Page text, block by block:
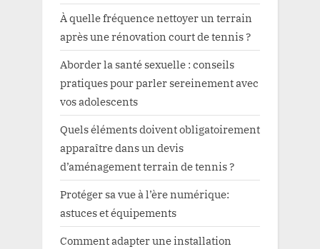
À quelle fréquence nettoyer un terrain
après une rénovation court de tennis ?
Aborder la santé sexuelle : conseils
pratiques pour parler sereinement avec
vos adolescents
Quels éléments doivent obligatoirement
apparaître dans un devis
d’aménagement terrain de tennis ?
Protéger sa vue à l’ère numérique:
astuces et équipements
Comment adapter une installation